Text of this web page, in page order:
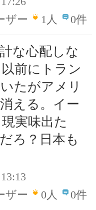
ザー
1人 0件
な心配しな
前にトラン
たがアメリ
える。イー
実味出た
ろ？日本も
ザー
0人 0件